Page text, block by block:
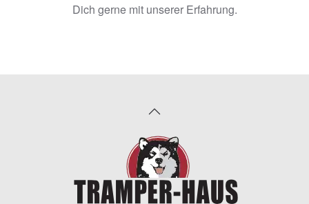
Dich gerne mit unserer Erfahrung.